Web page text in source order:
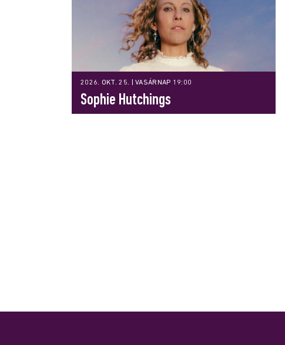
2026. OKT. 25. | VASÁRNAP 19:00
Sophie Hutchings